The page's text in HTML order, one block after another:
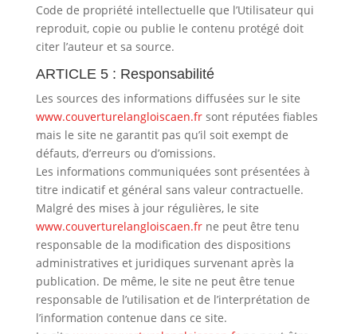
Code de propriété intellectuelle que l’Utilisateur qui
reproduit, copie ou publie le contenu protégé doit
citer l’auteur et sa source.
ARTICLE 5 : Responsabilité
Les sources des informations diffusées sur le site
www.couverturelangloiscaen.frsont réputées fiables
mais le site ne garantit pas qu’il soit exempt de
défauts, d’erreurs ou d’omissions.
Les informations communiquées sont présentées à
titre indicatif et général sans valeur contractuelle.
Malgré des mises à jour régulières, le site
www.couverturelangloiscaen.frne peut être tenu
responsable de la modification des dispositions
administratives et juridiques survenant après la
publication. De même, le site ne peut être tenue
responsable de l’utilisation et de l’interprétation de
l’information contenue dans ce site.